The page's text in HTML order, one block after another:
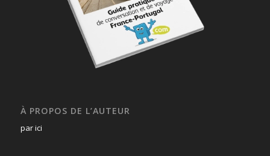
À PROPOS DE L’AUTEUR
par ici